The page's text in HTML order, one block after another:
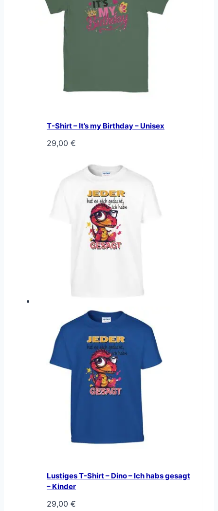
T-Shirt – It’s my Birthday – Unisex
29,00 €
Lustiges T-Shirt – Dino – Ich habs gesagt
– Kinder
29,00 €